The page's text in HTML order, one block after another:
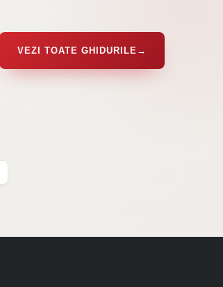
VEZI TOATE GHIDURILE →